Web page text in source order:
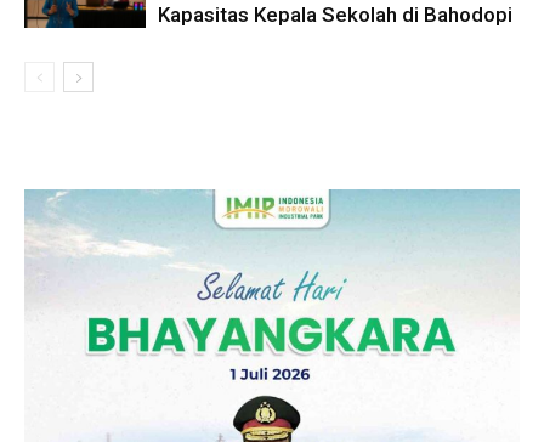
Kapasitas Kepala Sekolah di Bahodopi